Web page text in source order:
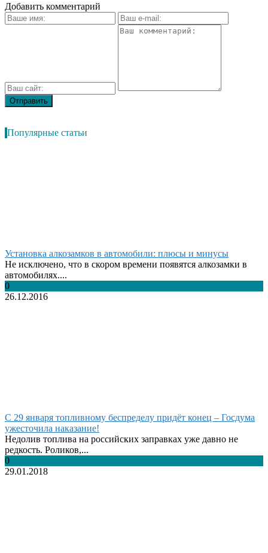
Добавить комментарий
Популярные статьи
Установка алкозамков в автомобили: плюсы и минусы
Не исключено, что в скором времени появятся алкозамки в
автомобилях....
0
26.12.2016
С 29 января топливному беспределу придёт конец – Госдума
ужесточила наказание!
Недолив топлива на российских заправках уже давно не
редкость. Роликов,...
0
29.01.2018